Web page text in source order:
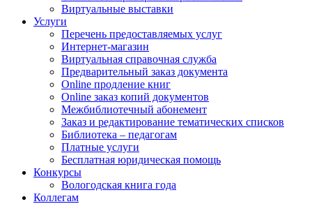
Виртуальные выставки
Услуги
Перечень предоставляемых услуг
Интернет-магазин
Виртуальная справочная служба
Предварительный заказ документа
Online продление книг
Online заказ копий документов
Межбиблиотечный абонемент
Заказ и редактирование тематических списков
Библиотека – педагогам
Платные услуги
Бесплатная юридическая помощь
Конкурсы
Вологодская книга года
Коллегам